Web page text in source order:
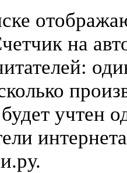
на
учтен